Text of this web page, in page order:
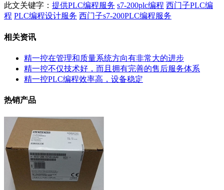
此文关键字： 提供PLC编程服务 s7-200plc编程 西门子PLC编
程 PLC编程设计服务 西门子s7-200PLC编程服务
相关资讯
精一控在管理和质量系统方向有非常大的进步
精一控不仅技术好，而且拥有完善的售后服务体系
精一控PLC编程效率高，设备稳定
热销产品